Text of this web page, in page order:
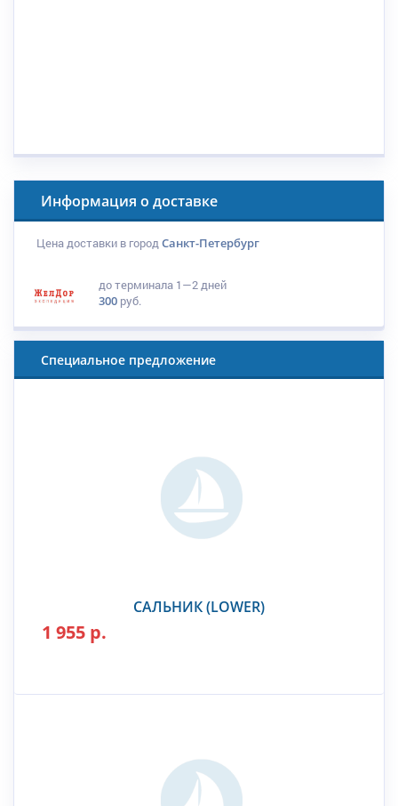
Информация о доставке
Цена доставки в городСанкт-Петербург
до терминала 1—2 дней
300 руб.
Специальное предложение
САЛЬНИК (LOWER)
1 955 р.